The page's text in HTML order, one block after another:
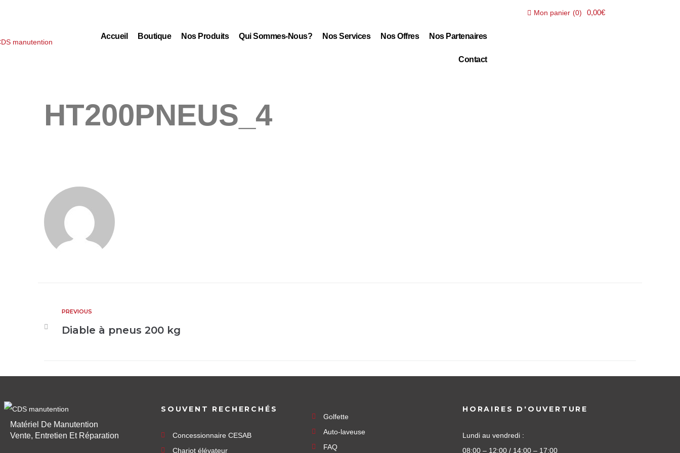
Accueil Boutique Nos Produits Qui Sommes-Nous? Nos Services Nos Offres Nos Partenaires
Contact
Mon panier (0) 0,00€
HT200PNEUS_4
PREVIOUS
Diable à pneus 200 kg
Matériel De Manutention
Vente, Entretien Et Réparation
SOUVENT RECHERCHÉS
Concessionnaire CESAB
Chariot élévateur
Golfette
Auto-laveuse
FAQ
HORAIRES D'OUVERTURE
Lundi au vendredi :
08:00 – 12:00 / 14:00 – 17:00